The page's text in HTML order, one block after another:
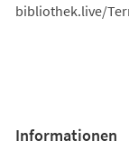
bibliothek.live/
Informationen